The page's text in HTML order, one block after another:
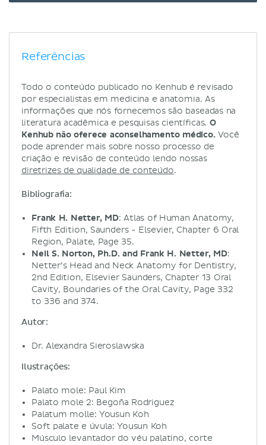
Referências
Todo o conteúdo publicado no Kenhub é revisado
por especialistas em medicina e anatomia. As
informações que nós fornecemos são baseadas na
literatura acadêmica e pesquisas científicas. O
Kenhub não oferece aconselhamento médico. Você
pode aprender mais sobre nosso processo de
criação e revisão de conteúdo lendo nossas
diretrizes de qualidade de conteúdo.
Bibliografia:
Frank H. Netter, MD: Atlas of Human Anatomy,
Fifth Edition, Saunders - Elsevier, Chapter 6 Oral
Region, Palate, Page 35.
Neil S. Norton, Ph.D. and Frank H. Netter, MD:
Netter’s Head and Neck Anatomy for Dentistry,
2nd Edition, Elsevier Saunders, Chapter 13 Oral
Cavity, Boundaries of the Oral Cavity, Page 332
to 336 and 374.
Autor:
Dr. Alexandra Sieroslawska
Ilustrações:
Palato mole: Paul Kim
Palato mole 2: Begoña Rodriguez
Palatum molle: Yousun Koh
Soft palate e úvula: Yousun Koh
Músculo levantador do véu palatino, corte